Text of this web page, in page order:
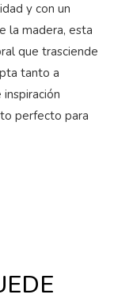
y con un
la madera, esta
que trasciende
tanto a
perfecto para